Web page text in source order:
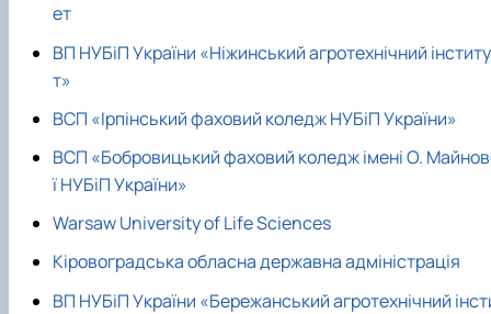
ет
ВП НУБіП України «Ніжинський агротехнічний інститу
т»
ВСП «Ірпінський фаховий коледж НУБіП України»
ВСП «Бобровицький фаховий коледж імені О.
ї НУБіП України»
Warsaw University of Life Sciences
Кіровоградська обласна державна адміністрація
ВП НУБіП України «Бережанський агротехнічний